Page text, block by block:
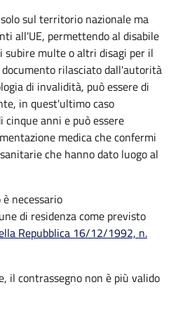
sul territorio nazionale ma
all'UE, permettendo al disabile
subire multe o altri disagi per il
rilasciato dall'autorità
di invalidità, può essere di
in quest'ultimo caso
anni e può essere
medica che confermi
che hanno dato luogo al
necessario
di residenza come previsto
Repubblica 16/12/1992, n.
il contrassegno non è più valido